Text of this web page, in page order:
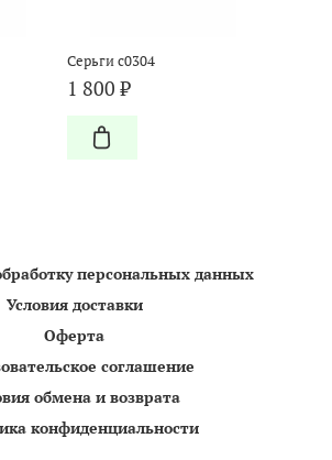
Серьги с0304
1 800 ₽
персональных данных
Условия доставки
Оферта
соглашение
обмена и возврата
конфиденциальности